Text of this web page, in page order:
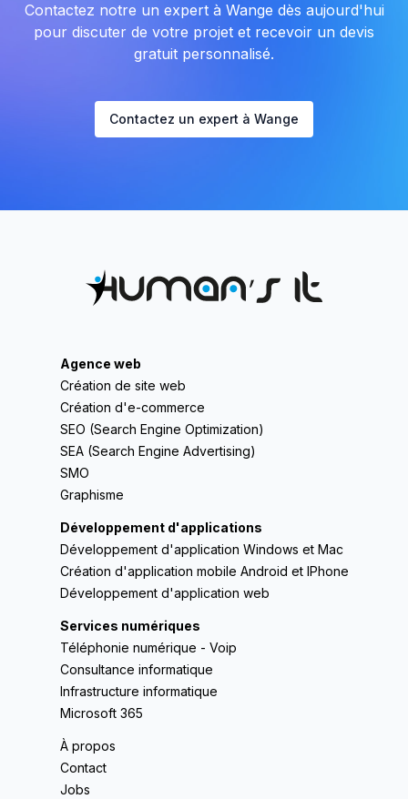
Contactez notre un expert à Wange dès aujourd'hui
pour discuter de votre projet et recevoir un devis
gratuit personnalisé.
Contactez un expert à Wange
Agence web
Création de site web
Création d'e-commerce
SEO (Search Engine Optimization)
SEA (Search Engine Advertising)
SMO
Graphisme
Développement d'applications
Développement d'application Windows et Mac
Création d'application mobile Android et IPhone
Développement d'application web
Services numériques
Téléphonie numérique - Voip
Consultance informatique
Infrastructure informatique
Microsoft 365
À propos
Contact
Jobs